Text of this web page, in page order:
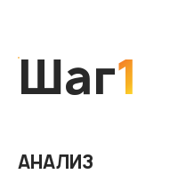
Шаг1
АНАЛИЗ